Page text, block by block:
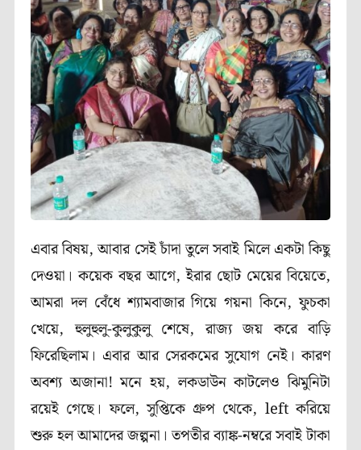
এবার বিষয়, আবার সেই চাঁদা তুলে সবাই মিলে একটা কিছু
দেওয়া। কয়েক বছর আগে, ইরার ছোট মেয়ের বিয়েতে,
আমরা দল বেঁধে শ্যামবাজার গিয়ে গয়না কিনে, ফুচকা
খেয়ে, হুলুহুলু-কুলুকুলু শেষে, রাজ্য জয় করে বাড়ি
ফিরেছিলাম। এবার আর সেরকমের সুযোগ নেই। কারণ
অবশ্য অজানা! মনে হয়, লকডাউন কাটলেও ঝিমুনিটা
রয়েই গেছে। ফলে, সুপ্তিকে গ্রুপ থেকে, left করিয়ে
শুরু হল আমাদের জল্পনা। তপতীর ব্যাঙ্ক-নম্বরে সবাই টাকা